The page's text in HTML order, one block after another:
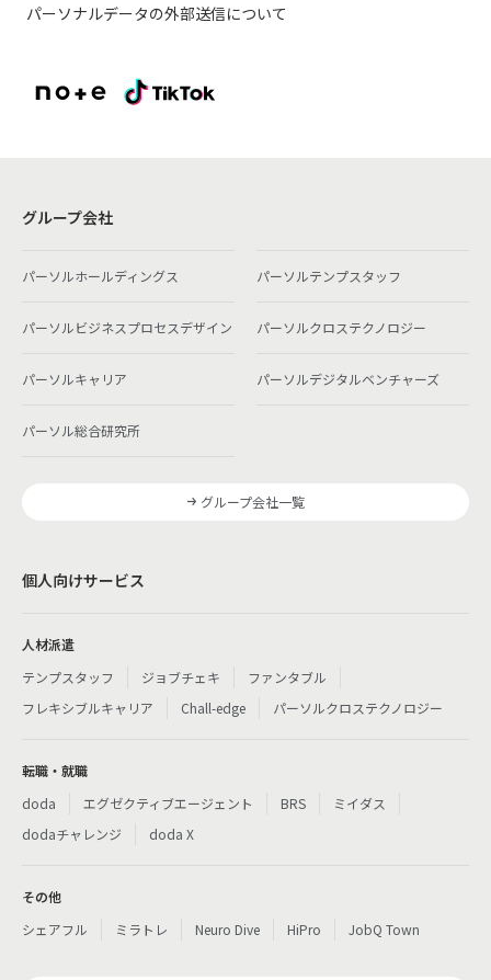
パーソナルデータの外部送信について
グループ会社
パーソルホールディングス パーソルテンプスタッフ
パーソルビジネスプロセスデザイン パーソルクロステクノロジー
パーソルキャリア パーソルデジタルベンチャーズ
パーソル総合研究所
グループ会社一覧
個人向けサービス
人材派遣
テンプスタッフ
ジョブチェキ
ファンタブル
フレキシブルキャリア
Chall-edge パーソルクロステクノロジー
転職・就職
doda
エグゼクティブエージェント BRS
ミイダス
dodaチャレンジ
doda X
その他
シェアフル
ミラトレ Neuro Dive HiPro JobQ Town